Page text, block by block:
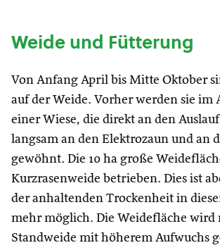
Weide und Fütterung
Von Anfang April bis Mitte Oktober
auf der Weide. Vorher werden sie im
einer Wiese, die direkt an den
langsam an den Elektrozaun und an
gewöhnt. Die 10 ha große
Kurzrasenweide betrieben. Dies ist
der anhaltenden Trockenheit in
mehr möglich. Die Weidefläche wird
Standweide mit höherem Aufwuchs